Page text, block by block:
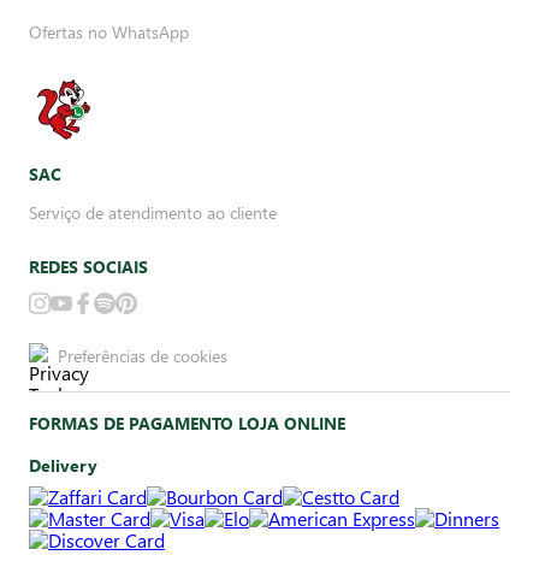
Ofertas no WhatsApp
SAC
Serviço de atendimento ao cliente
REDES SOCIAIS
Preferências de cookies
FORMAS DE PAGAMENTO LOJA ONLINE
Delivery